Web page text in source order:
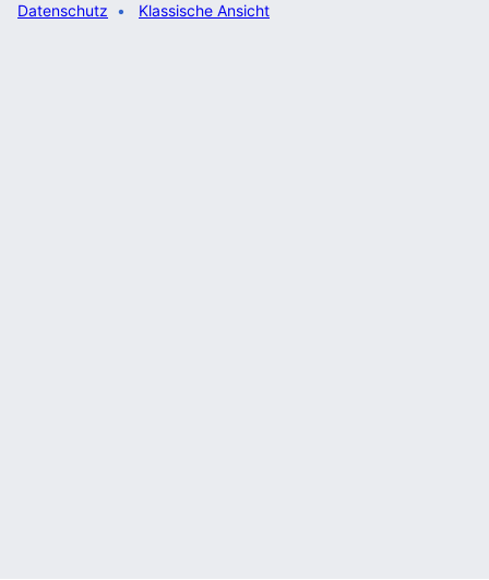
Datenschutz Klassische Ansicht